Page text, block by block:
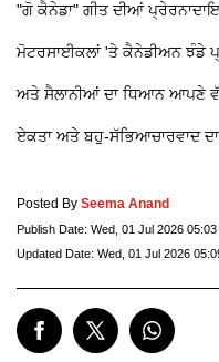
"ਗੋ ਕੈਨੇਡਾ" ਗੀਤ ਦੀਆਂ
ਮੋਟਰਸਾਈਕਲਾਂ 'ਤੇ ਕੈਨੇਡੀਅਨ ਝੰਡੇ
ਅਤੇ ਸੈਲਾਨੀਆਂ ਦਾ ਧਿਆਨ ਆਪਣੇ
ਏਕਤਾ ਅਤੇ ਬਹੁ-ਸੱਭਿਆਚਾਰਵਾਦ
Posted By Seema Anand
Publish Date: Wed, 01 Jul 2026
Updated Date: Wed, 01 Jul 2026